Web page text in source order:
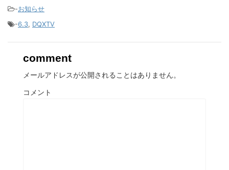
-お知らせ
-6.3, DQXTV
comment
メールアドレスが公開されることはありません。
コメント